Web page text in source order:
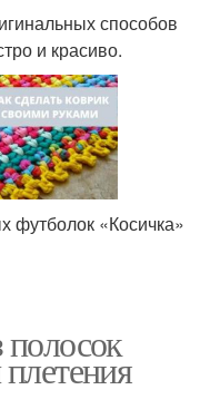
способов
и красиво.
футболок «Косичка»